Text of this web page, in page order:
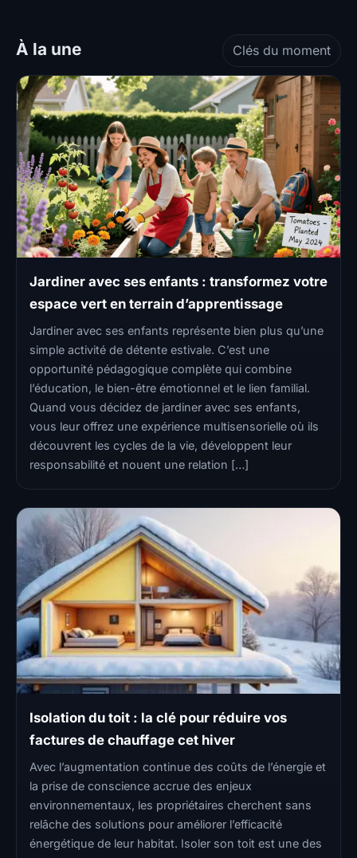
À la une Clés du moment
Jardiner avec ses enfants : transformez votre
espace vert en terrain d’apprentissage
Jardiner avec ses enfants représente bien plus qu’une
simple activité de détente estivale. C’est une
opportunité pédagogique complète qui combine
l’éducation, le bien-être émotionnel et le lien familial.
Quand vous décidez de jardiner avec ses enfants,
vous leur offrez une expérience multisensorielle où ils
découvrent les cycles de la vie, développent leur
responsabilité et nouent une relation […]
Isolation du toit : la clé pour réduire vos
factures de chauffage cet hiver
Avec l’augmentation continue des coûts de l’énergie et
la prise de conscience accrue des enjeux
environnementaux, les propriétaires cherchent sans
relâche des solutions pour améliorer l’efficacité
énergétique de leur habitat. Isoler son toit est une des